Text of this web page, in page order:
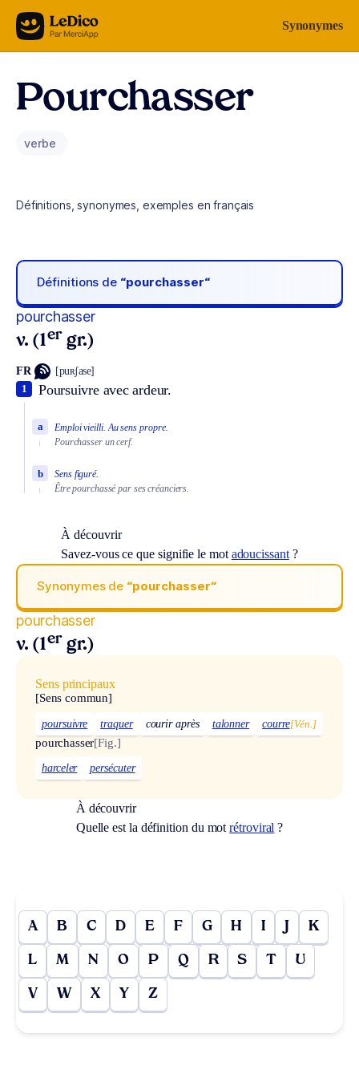
Aller au contenu Synonymes
Pourchasser
verbe
Définitions, synonymes, exemples en français
Définitions de “pourchasser“
pourchasser
v. (1er gr.)
FR [puʀʃase]
Poursuivre avec ardeur.
1
Emploi vieilli. Au sens propre.
a
Pourchasser un cerf.
Sens figuré.
b
Être pourchassé par ses créanciers.
À découvrir
Savez-vous ce que signifie le mot adoucissant?
Synonymes de “pourchasser“
pourchasser
v. (1er gr.)
Sens principaux
[Sens commun]
poursuivre traquer courir après talonner courre[Vén.]
pourchasser[Fig.]
harceler persécuter
À découvrir
Quelle est la définition du motrétroviral ?
A B C D E F G H I J K
L M N O P Q R S T U
V W X Y Z